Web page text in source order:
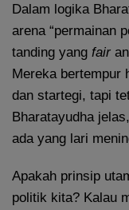
Dalam logika
arena “permainan
tanding yang fair
Mereka bertempur
dan startegi, tapi
Bharatayudha
ada yang lari
Apakah prinsip
politik kita? Kalau